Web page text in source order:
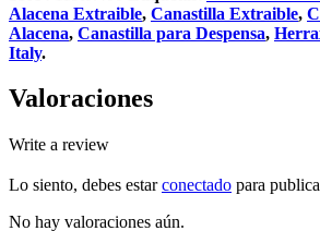
Alacena Extraible, Canastilla Extraible,
Alacena, Canastilla para Despensa,
Italy.
Valoraciones
Write a review
Lo siento, debes estarconectado para
No hay valoraciones aún.